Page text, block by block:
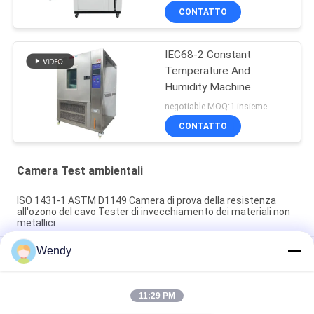
CONTATTO
IEC68-2 Constant
Temperature And
Humidity Machine
programmabile
negotiable MOQ:1 insieme
CONTATTO
Camera Test ambientali
ISO 1431-1 ASTM D1149 Camera di prova della resistenza
all'ozono del cavo Tester di invecchiamento dei materiali non
metallici
ISO 187 TAPPI T 402 Camera di umidità a temperatura
costante per camera di prova ambientale per il
condizionamento della carta
Attrezzatura ad alta temperatura programmabile interna
Wendy
11:29 PM